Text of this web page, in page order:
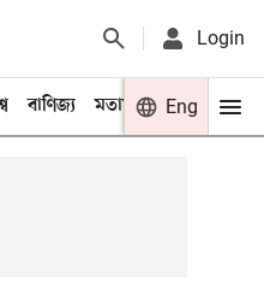
Login
বাণিজ্য মতামত খেলা
Eng